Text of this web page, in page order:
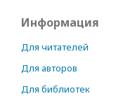
Информация
Для читателей
Для авторов
Для библиотек